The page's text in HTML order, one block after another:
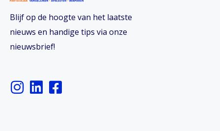
Blijf op de hoogte van het laatste
nieuws en handige tips via onze
nieuwsbrief!
I
n
L
i
F
a